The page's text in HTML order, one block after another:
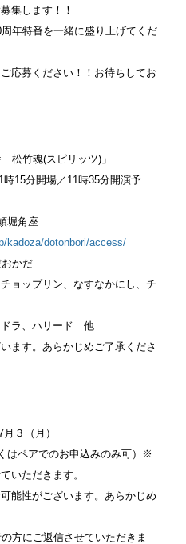
集します！！
年特番を一緒に盛り上げてくだ
応募ください！！お待ちしてお
松竹魂(スピリッツ)」
15分開場／11時35分開演予
堀角座
kadoza/dotonbori/access/
かだ
ョップリン、なすなかにし、チ
ドラ、ハリード 他
ます。あらかじめご了承くださ
３（月）
はペアでのお申込みのみ可）※
いただきます。
能性がございます。あらかじめ
方にご返信させていただきま